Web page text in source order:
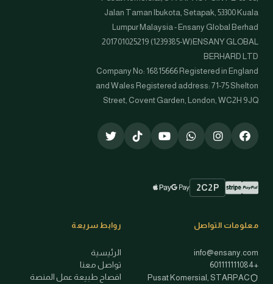
Jalan Taman Ibukota, Setapak, 53300 Kuala
Lumpur Malaysia - Ensany Global Berhad
201701025219 (1239385-W)ENSANY GLOBAL
BERHARD LTD
Company No: 16815666 Registered in England
and Wales Registered address: 71-75 Shelton
Street, Covent Garden, London, WC2H 9JQ
طرق الدفع المتاحة
PayPal
Stripe
2C2P
Google Pay
Apple Pay
معلومات التواصل
info@ensany.com
+601111111084
Pusat Komersial, STARPAC
روابط سريعة
الرئيسية
تواصل معنا
افصاح طبيعة عمل المنصة